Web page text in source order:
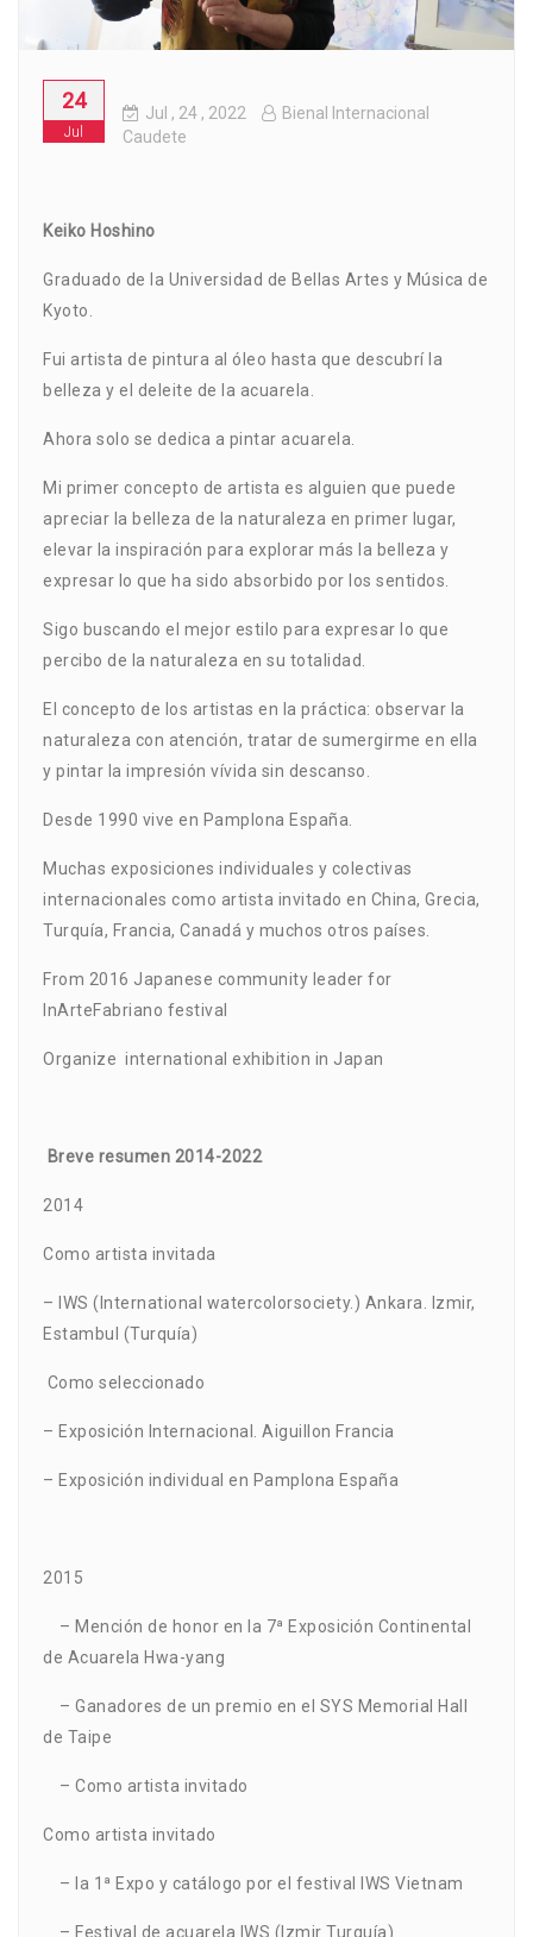
24
Jul
Jul , 24 , 2022
Bienal Internacional
Caudete
Keiko Hoshino
Graduado de la Universidad de Bellas Artes y Música de
Kyoto.
Fui artista de pintura al óleo hasta que descubrí la
belleza y el deleite de la acuarela.
Ahora solo se dedica a pintar acuarela.
Mi primer concepto de artista es alguien que puede
apreciar la belleza de la naturaleza en primer lugar,
elevar la inspiración para explorar más la belleza y
expresar lo que ha sido absorbido por los sentidos.
Sigo buscando el mejor estilo para expresar lo que
percibo de la naturaleza en su totalidad.
El concepto de los artistas en la práctica: observar la
naturaleza con atención, tratar de sumergirme en ella
y pintar la impresión vívida sin descanso.
Desde 1990 vive en Pamplona España.
Muchas exposiciones individuales y colectivas
internacionales como artista invitado en China, Grecia,
Turquía, Francia, Canadá y muchos otros países.
From 2016 Japanese community leader for
InArteFabriano festival
Organize international exhibition in Japan
Breve resumen 2014-2022
2014
Como artista invitada
– IWS (International watercolorsociety.) Ankara. Izmir,
Estambul (Turquía)
Como seleccionado
– Exposición Internacional. Aiguillon Francia
– Exposición individual en Pamplona España
2015
– Mención de honor en la 7ª Exposición Continental
de Acuarela Hwa-yang
– Ganadores de un premio en el SYS Memorial Hall
de Taipe
– Como artista invitado
Como artista invitado
– la 1ª Expo y catálogo por el festival IWS Vietnam
– Festival de acuarela IWS (Izmir Turquía)